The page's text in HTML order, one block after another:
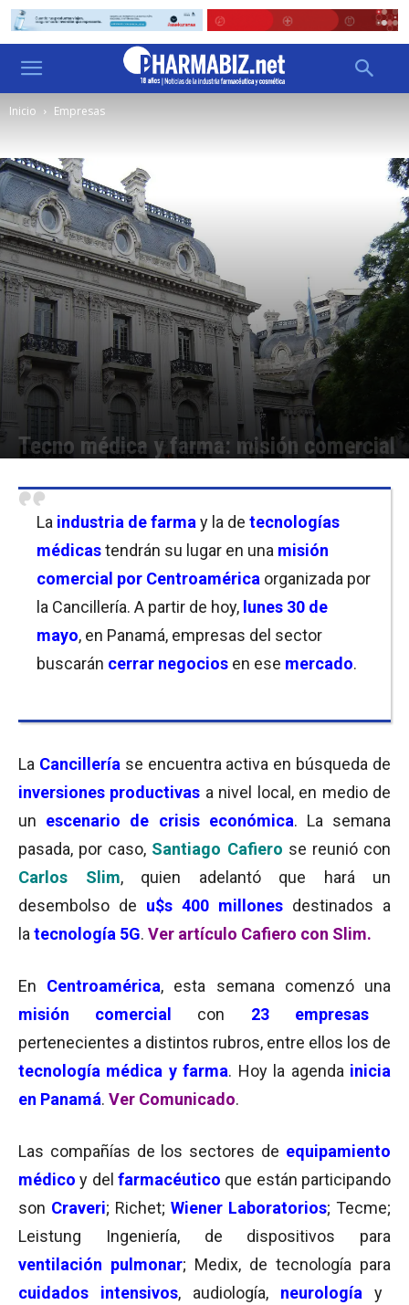
Inicio Empresas
Tecno médica y farma: misión comercial
La industria de farma y la de tecnologías
médicastendrán su lugar en una misión
comercial por Centroamérica organizada por
la Cancillería. A partir de hoy, lunes 30 de
mayo, en Panamá, empresas del sector
buscarán cerrar negocios en ese mercado.
La Cancillería se encuentra activa en búsqueda de
inversiones productivas a nivel local, en medio de
un escenario de crisis económica. La semana
pasada, por caso, Santiago Cafiero se reunió con
Carlos Slim, quien adelantó que hará un
desembolso de u$s 400 millones destinados a
la tecnología 5G. Ver artículo Cafiero con Slim.
En Centroamérica, esta semana comenzó una
misión comercial con 23 empresas
pertenecientes a distintos rubros, entre ellos los de
tecnología médica y farma. Hoy la agenda inicia
en Panamá. Ver Comunicado.
Las compañías de los sectores de equipamiento
médico y del farmacéutico que están participando
son Craveri; Richet; Wiener Laboratorios; Tecme;
Leistung Ingeniería, de dispositivos para
ventilación pulmonar; Medix, de tecnología para
cuidados intensivos, audiología, neurología y